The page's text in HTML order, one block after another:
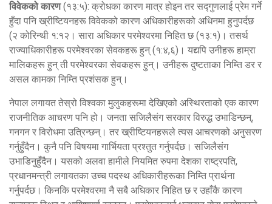
विवेकको कारण(१३:५): क्रोधका कारण मात्र होइन तर सद्गुणलाई प्रेम गर्ने
हुँदा पनि ख्रीष्टियनहरू विवेकको कारण अधिकारीहरूको अधिनमा हुनुपर्दछ
(२ कोरिन्थी १:१२। सारा अधिकार परमेश्वरमा निहित छ (१३:१)। तसर्थ
राज्याधिकारीहरू परमेश्वरका सेवकहरू हुन् (१:४,६)। यद्यपि उनीहरू हाम्रा
मालिकहरू हुन् ती परमेश्वरका सेवकहरू हुन्। उनीहरू दुष्टताका निम्ति डर र
असल कामका निम्ति प्रशंसक हुन्।
नेपाल लगायत तेस्रो विश्वका मुलुकहरूमा देखिएको अस्थिरताको एक कारण
राजनीतिक आचरण पनि हो। जनता सजिलैसंग सरकार विरुद्ध उभाडिन्छन्,
गनगन र विरोधमा उत्रिन्छन्। तर ख्रीष्टियनहरूले त्यस आचरणको अनुसरण
गर्नुहुँदैन। कुनै पनि विषयमा गार्भियता प्रश्तुत गर्नुपर्दछ। सजिलैसंग
उभाडिनुहुँदैन। यसको अलवा हामीले नियमित रुपमा देशका राष्ट्रपति,
प्रधानमन्त्री लगायतका उच्च पदस्थ अधिकारीहरूका निम्ति प्रार्थना
गर्नुपर्दछ। किनकि परमेश्वरमा नै सबै अधिकार निहित छ र उहाँकै कारण